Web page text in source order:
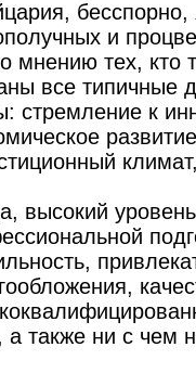
бесспорно,
и
мнению тех, кто
все типичные
стремление к
высокий
а также ни с чем